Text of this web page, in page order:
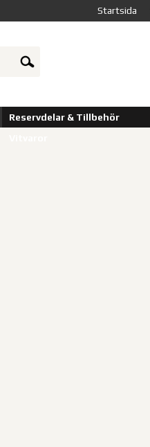
Startsida
Reservdelar & Tillbehör